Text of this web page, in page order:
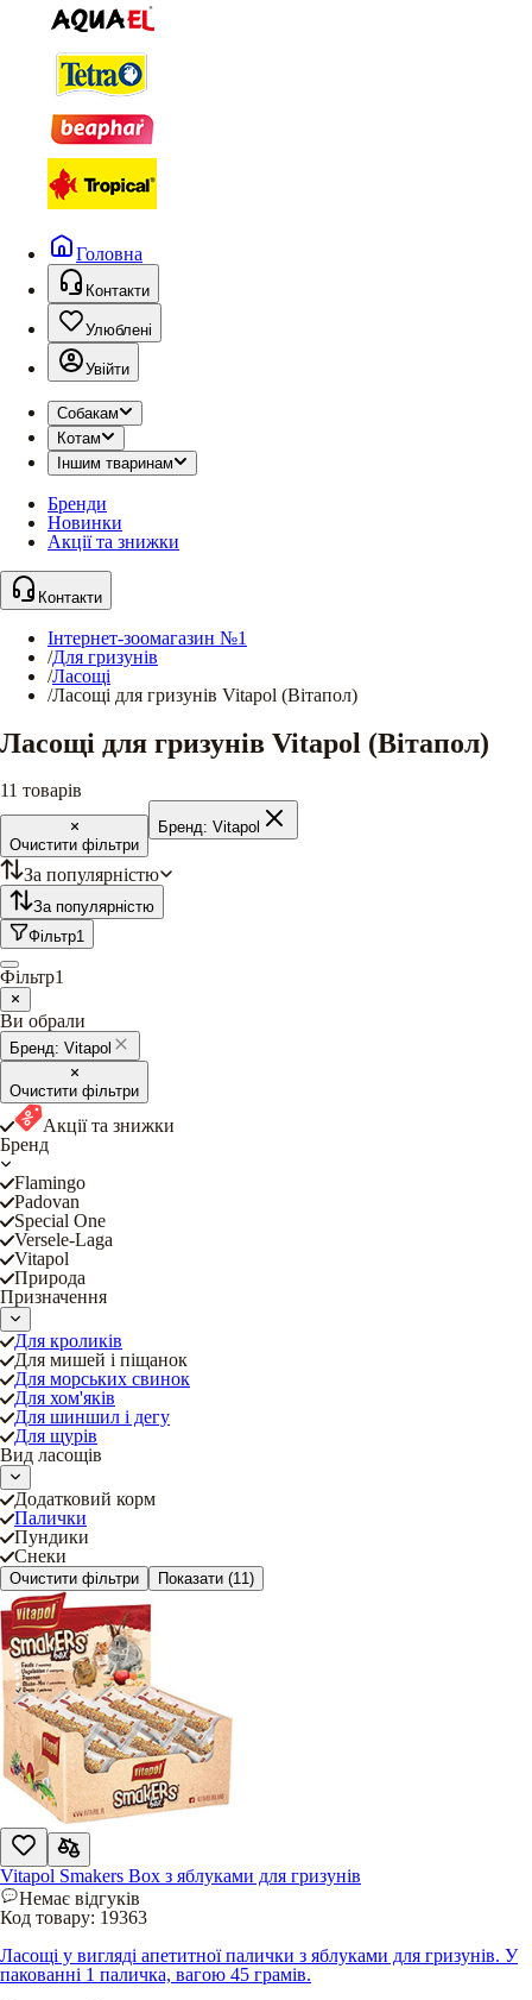
Головна
Контакти
Улюблені
Увійти
Собакам
Котам
Іншим тваринам
Бренди
Новинки
Акції та знижки
Контакти
Інтернет-зоомагазин №1
/Для гризунів
/Ласощі
/Ласощі для гризунів Vitapol (Вітапол)
Ласощі для гризунів Vitapol (Вітапол)
11 товарів
Очистити фільтри
Бренд: Vitapol
За популярністю
За популярністю
Фільтр1
Фільтр1
Ви обрали
Бренд: Vitapol
Очистити фільтри
Акції та знижки
Бренд
Flamingo
Padovan
Special One
Versele-Laga
Vitapol
Природа
Призначення
Для кроликів
Для мишей і піщанок
Для морських свинок
Для хом'яків
Для шиншил і дегу
Для щурів
Вид ласощів
Додатковий корм
Палички
Пундики
Снеки
Очистити фільтри Показати (11)
Vitapol Smakers Box з яблуками для гризунів
Немає відгуків
Код товару: 19363
Ласощі у вигляді апетитної палички з яблуками для гризунів. У
пакованні 1 паличка, вагою 45 грамів.